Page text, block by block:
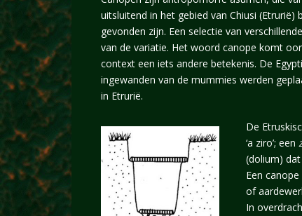
uitsluitend in het gebied van Chiusi
gevonden zijn. Een selectie van
van de variatie. Het woord canope komt
context een iets andere betekenis. De
ingewanden van de mummies werden
in Etrurië.
De
‘a ziro’; een
(dolium)
Een
of
In